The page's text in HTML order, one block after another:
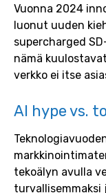
Vuonna 2024
luonut uuden
supercharged
nämä
verkko ei itse
AI hype vs.
tekoälyn avulla
turvallisemmaksi